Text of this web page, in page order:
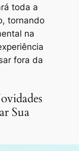
toda a
tornando
na
fora da
Sua